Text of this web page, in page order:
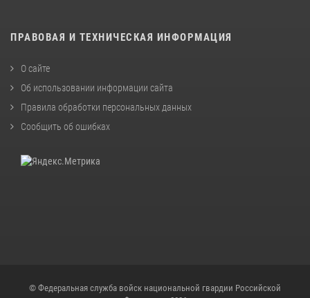
ПРАВОВАЯ И ТЕХНИЧЕСКАЯ ИНФОРМАЦИЯ
О сайте
Об использовании информации сайта
Правила обработки персональных данных
Сообщить об ошибках
© Федеральная служба войск национальной гвардии Российской